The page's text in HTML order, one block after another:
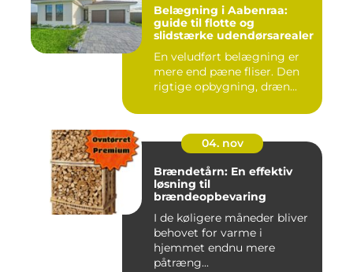
Belægning i Aabenraa:
guide til flotte og
slidstærke udendørsarealer
En veludført belægning er
mere end pæne fliser. Den
rigtige opbygning, dræn...
04. nov
Brændetårn: En effektiv
løsning til
brændeopbevaring
I de køligere måneder bliver
behovet for varme i
hjemmet endnu mere
påtræng...